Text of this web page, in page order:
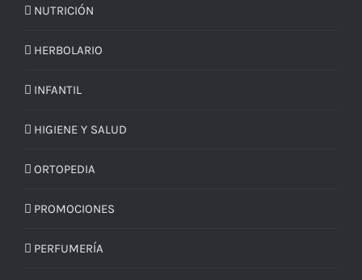
NUTRICIÓN
HERBOLARIO
INFANTIL
HIGIENE Y SALUD
ORTOPEDIA
PROMOCIONES
PERFUMERÍA